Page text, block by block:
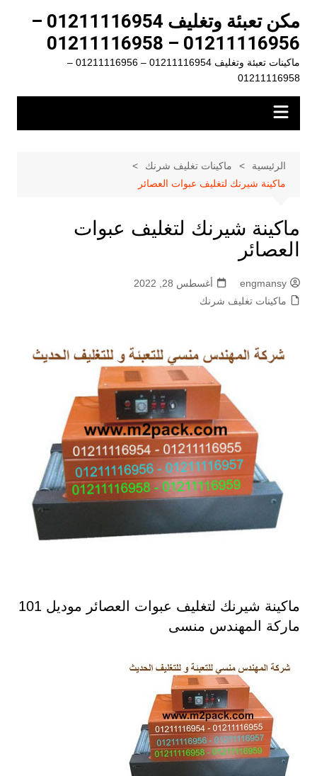
المحتوى
مكن تعبئة وتغليف 01211116954 –
01211116956 – 01211116958
ماكينات تعبئة وتغليف 01211116954 – 01211116956 –
01211116958
الرئيسية
ماكينات تغليف شرنك
ماكينة شيرنك لتغليف عبوات العصائر
ماكينة شيرنك لتغليف عبوات
العصائر
engmansy
أغسطس 28, 2022
ماكينات تغليف شرنك
ماكينة شيرنك لتغليف عبوات العصائر موديل 101
ماركة المهندس منسى